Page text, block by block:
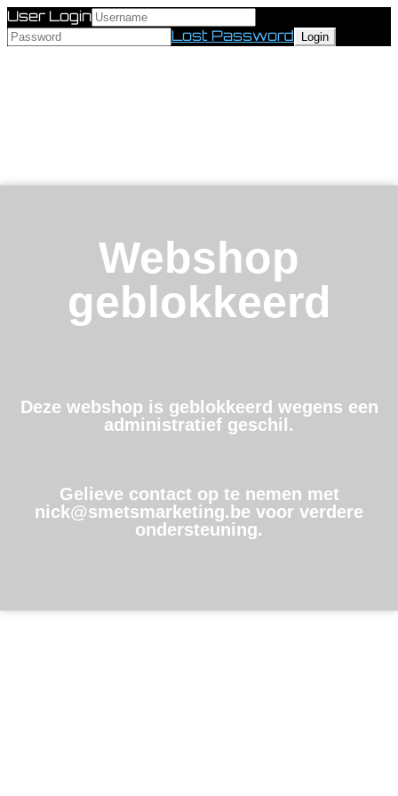
Webshop
geblokkeerd
Deze webshop is geblokkeerd wegens een
administratief geschil.
Gelieve contact op te nemen met
nick@smetsmarketing.be voor verdere
ondersteuning.
User Login
Lost Password